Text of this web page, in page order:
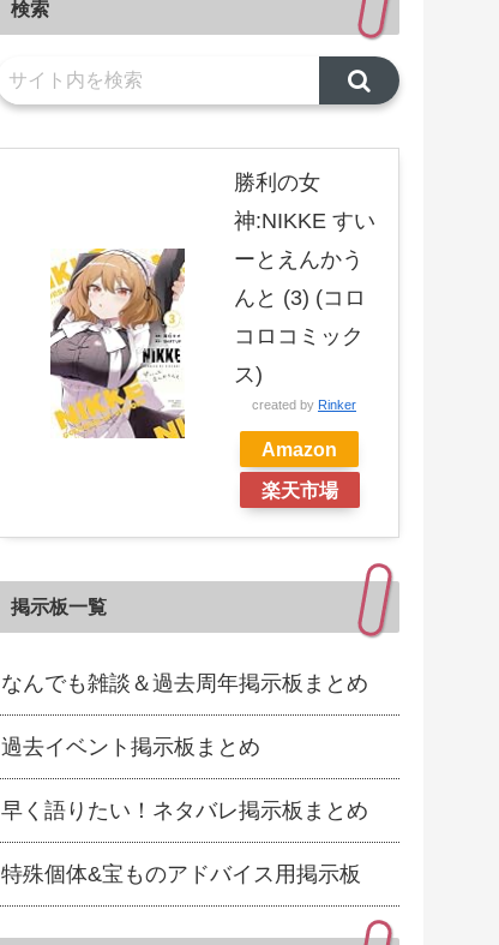
検索
勝利の女
神:NIKKE すい
ーとえんかう
んと (3) (コロ
コロコミック
ス)
created by Rinker
Amazon
楽天市場
掲示板一覧
なんでも雑談＆過去周年掲示板まとめ
過去イベント掲示板まとめ
早く語りたい！ネタバレ掲示板まとめ
特殊個体&宝ものアドバイス用掲示板